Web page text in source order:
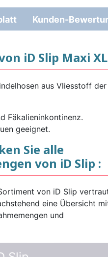
Kunden-
iD Slip Maxi XL
aus Vliesstoff der
Fäkalieninkontinenz.
geeignet.
Sie alle
von iD Slip :
von iD Slip
eine Übersicht
und